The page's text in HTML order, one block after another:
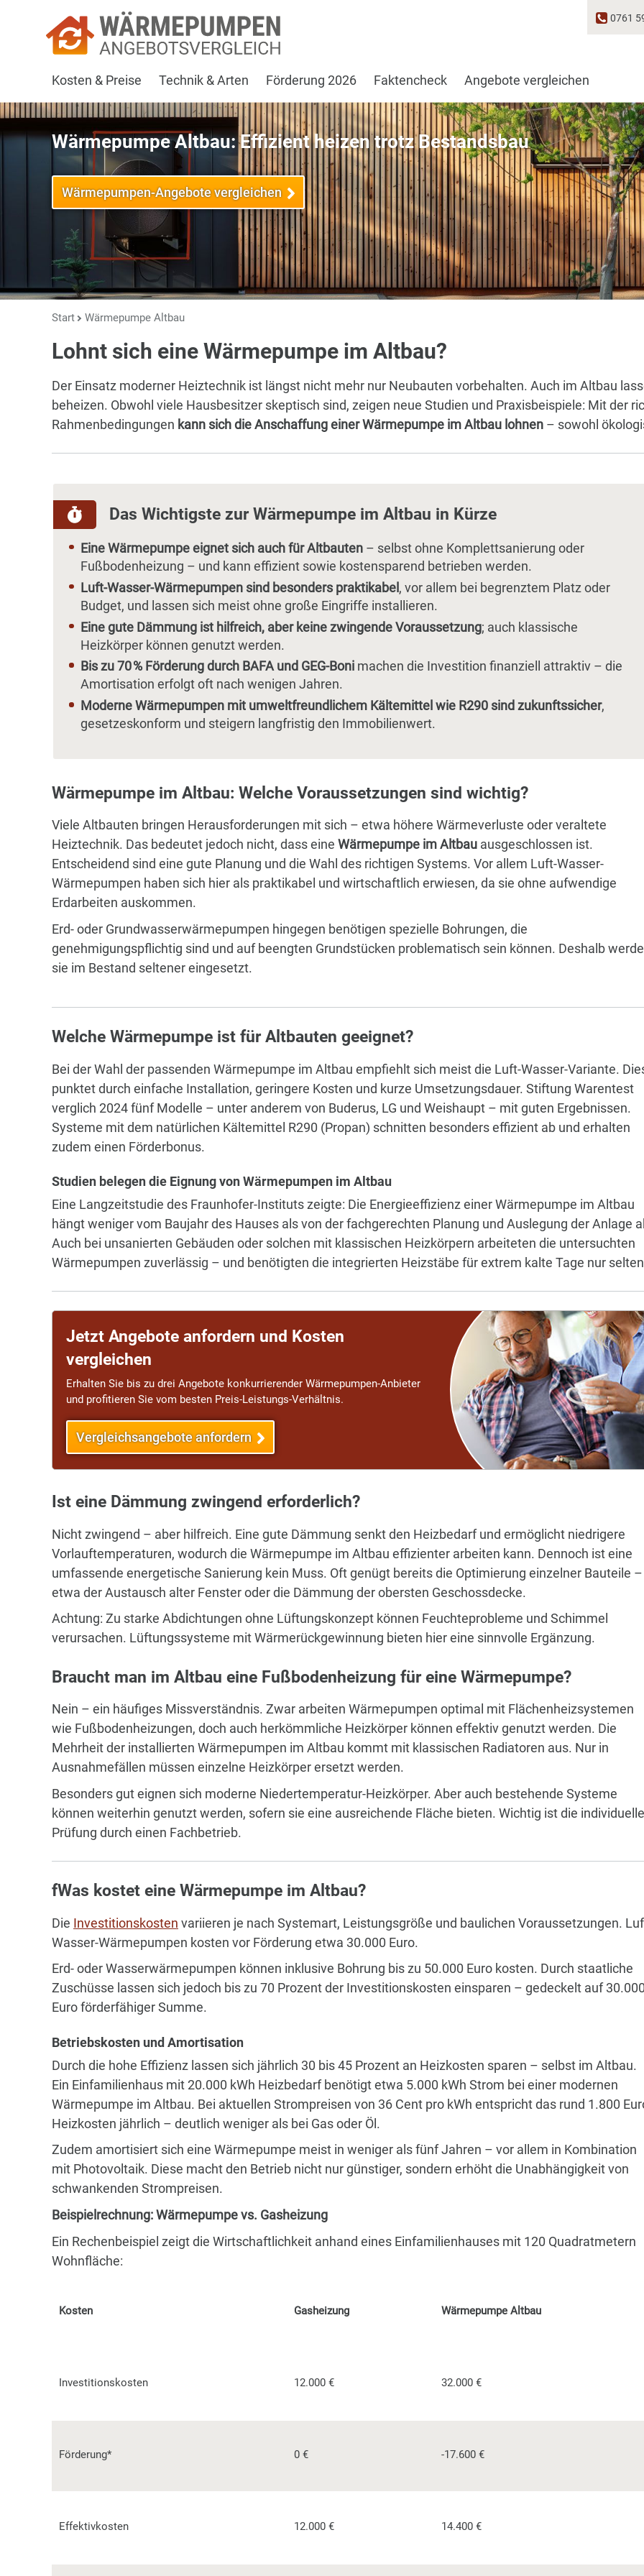
0761
Kosten & Preise Technik & Arten Förderung 2026 Faktencheck Angebote vergleichen
Wärmepumpe Altbau: Effizient heizen trotz Bestandsbau
Wärmepumpen-Angebote vergleichen
Start Wärmepumpe Altbau
Lohnt sich eine Wärmepumpe im Altbau?
Der Einsatz moderner Heiztechnik ist längst nicht mehr nur Neubauten vorbehalten. Auch im Altbau
beheizen. Obwohl viele Hausbesitzer skeptisch sind, zeigen neue Studien und Praxisbeispiele: Mit der
Rahmenbedingungen kann sich die Anschaffung einer Wärmepumpe im Altbau lohnen – sowohl
Das Wichtigste zur Wärmepumpe im Altbau in Kürze
Eine Wärmepumpe eignet sich auch für Altbauten – selbst ohne Komplettsanierung oder
Fußbodenheizung – und kann effizient sowie kostensparend betrieben werden.
Luft-Wasser-Wärmepumpen sind besonders praktikabel, vor allem bei begrenztem Platz oder
Budget, und lassen sich meist ohne große Eingriffe installieren.
Eine gute Dämmung ist hilfreich, aber keine zwingende Voraussetzung; auch klassische
Heizkörper können genutzt werden.
Bis zu 70 % Förderung durch BAFA und GEG-Boni machen die Investition finanziell attraktiv – die
Amortisation erfolgt oft nach wenigen Jahren.
Moderne Wärmepumpen mit umweltfreundlichem Kältemittel wie R290 sind zukunftssicher,
gesetzeskonform und steigern langfristig den Immobilienwert.
Wärmepumpe im Altbau: Welche Voraussetzungen sind wichtig?
Viele Altbauten bringen Herausforderungen mit sich – etwa höhere Wärmeverluste oder veraltete
Heiztechnik. Das bedeutet jedoch nicht, dass eine Wärmepumpe im Altbau ausgeschlossen ist.
Entscheidend sind eine gute Planung und die Wahl des richtigen Systems. Vor allem Luft-Wasser-
Wärmepumpen haben sich hier als praktikabel und wirtschaftlich erwiesen, da sie ohne aufwendige
Erdarbeiten auskommen.
Erd- oder Grundwasserwärmepumpen hingegen benötigen spezielle Bohrungen, die
genehmigungspflichtig sind und auf beengten Grundstücken problematisch sein können. Deshalb
sie im Bestand seltener eingesetzt.
Welche Wärmepumpe ist für Altbauten geeignet?
Bei der Wahl der passenden Wärmepumpe im Altbau empfiehlt sich meist die Luft-Wasser-Variante.
punktet durch einfache Installation, geringere Kosten und kurze Umsetzungsdauer. Stiftung Warentest
verglich 2024 fünf Modelle – unter anderem von Buderus, LG und Weishaupt – mit guten Ergebnissen.
Systeme mit dem natürlichen Kältemittel R290 (Propan) schnitten besonders effizient ab und erhalten
zudem einen Förderbonus.
Studien belegen die Eignung von Wärmepumpen im Altbau
Eine Langzeitstudie des Fraunhofer-Instituts zeigte: Die Energieeffizienz einer Wärmepumpe im Altbau
hängt weniger vom Baujahr des Hauses als von der fachgerechten Planung und Auslegung der Anlage
Auch bei unsanierten Gebäuden oder solchen mit klassischen Heizkörpern arbeiteten die untersuchten
Wärmepumpen zuverlässig – und benötigten die integrierten Heizstäbe für extrem kalte Tage nur
Jetzt Angebote anfordern und Kosten
vergleichen
Erhalten Sie bis zu drei Angebote konkurrierender Wärmepumpen-Anbieter
und profitieren Sie vom besten Preis-Leistungs-Verhältnis.
Vergleichsangebote anfordern
Ist eine Dämmung zwingend erforderlich?
Nicht zwingend – aber hilfreich. Eine gute Dämmung senkt den Heizbedarf und ermöglicht niedrigere
Vorlauftemperaturen, wodurch die Wärmepumpe im Altbau effizienter arbeiten kann. Dennoch ist eine
umfassende energetische Sanierung kein Muss. Oft genügt bereits die Optimierung einzelner Bauteile –
etwa der Austausch alter Fenster oder die Dämmung der obersten Geschossdecke.
Achtung: Zu starke Abdichtungen ohne Lüftungskonzept können Feuchteprobleme und Schimmel
verursachen. Lüftungssysteme mit Wärmerückgewinnung bieten hier eine sinnvolle Ergänzung.
Braucht man im Altbau eine Fußbodenheizung für eine Wärmepumpe?
Nein – ein häufiges Missverständnis. Zwar arbeiten Wärmepumpen optimal mit Flächenheizsystemen
wie Fußbodenheizungen, doch auch herkömmliche Heizkörper können effektiv genutzt werden. Die
Mehrheit der installierten Wärmepumpen im Altbau kommt mit klassischen Radiatoren aus. Nur in
Ausnahmefällen müssen einzelne Heizkörper ersetzt werden.
Besonders gut eignen sich moderne Niedertemperatur-Heizkörper. Aber auch bestehende Systeme
können weiterhin genutzt werden, sofern sie eine ausreichende Fläche bieten. Wichtig ist die individuelle
Prüfung durch einen Fachbetrieb.
fWas kostet eine Wärmepumpe im Altbau?
Die Investitionskosten variieren je nach Systemart, Leistungsgröße und baulichen Voraussetzungen.
Wasser-Wärmepumpen kosten vor Förderung etwa 30.000 Euro.
Erd- oder Wasserwärmepumpen können inklusive Bohrung bis zu 50.000 Euro kosten. Durch staatliche
Zuschüsse lassen sich jedoch bis zu 70 Prozent der Investitionskosten einsparen – gedeckelt auf
Euro förderfähiger Summe.
Betriebskosten und Amortisation
Durch die hohe Effizienz lassen sich jährlich 30 bis 45 Prozent an Heizkosten sparen – selbst im Altbau.
Ein Einfamilienhaus mit 20.000 kWh Heizbedarf benötigt etwa 5.000 kWh Strom bei einer modernen
Wärmepumpe im Altbau. Bei aktuellen Strompreisen von 36 Cent pro kWh entspricht das rund 1.800
Heizkosten jährlich – deutlich weniger als bei Gas oder Öl.
Zudem amortisiert sich eine Wärmepumpe meist in weniger als fünf Jahren – vor allem in Kombination
mit Photovoltaik. Diese macht den Betrieb nicht nur günstiger, sondern erhöht die Unabhängigkeit von
schwankenden Strompreisen.
Beispielrechnung: Wärmepumpe vs. Gasheizung
Ein Rechenbeispiel zeigt die Wirtschaftlichkeit anhand eines Einfamilienhauses mit 120 Quadratmetern
Wohnfläche:
Kosten Gasheizung Wärmepumpe Altbau
Investitionskosten 12.000 € 32.000 €
Förderung* 0 € -17.600 €
Effektivkosten 12.000 € 14.400 €